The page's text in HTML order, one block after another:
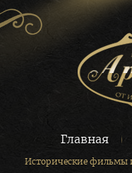
Главная
Исторические фильмы